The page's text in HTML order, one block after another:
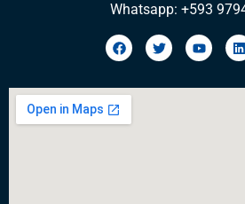
Whatsapp: +593